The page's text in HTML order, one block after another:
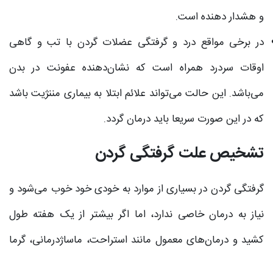
و هشدار دهنده است.
در برخی مواقع درد و گرفتگی عضلات گردن با تب و گاهی
اوقات سردرد همراه است که نشان‌دهنده عفونت در بدن
می‌باشد. این حالت می‌تواند علائم ابتلا به بیماری مننژیت باشد
که در این صورت سریعا باید درمان گردد.
تشخیص علت گرفتگی گردن
گرفتگی گردن در بسیاری از موارد به خودی خود خوب می‌شود و
نیاز به درمان خاصی ندارد، اما اگر بیشتر از یک هفته طول
کشید و درمان‌های معمول مانند استراحت، ماساژدرمانی، گرما